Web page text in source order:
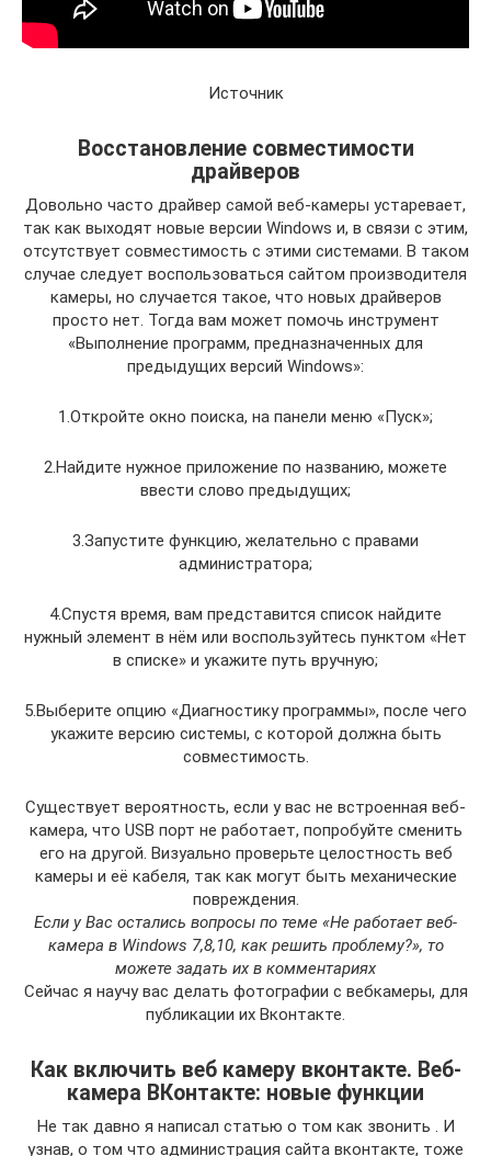
Источник
Восстановление совместимости
драйверов
Довольно часто драйвер самой веб-камеры устаревает,
так как выходят новые версии Windows и, в связи с этим,
отсутствует совместимость с этими системами. В таком
случае следует воспользоваться сайтом производителя
камеры, но случается такое, что новых драйверов
просто нет. Тогда вам может помочь инструмент
«Выполнение программ, предназначенных для
предыдущих версий Windows»:
1.Откройте окно поиска, на панели меню «Пуск»;
2.Найдите нужное приложение по названию, можете
ввести слово предыдущих;
3.Запустите функцию, желательно с правами
администратора;
4.Спустя время, вам представится список найдите
нужный элемент в нём или воспользуйтесь пунктом «Нет
в списке» и укажите путь вручную;
5.Выберите опцию «Диагностику программы», после чего
укажите версию системы, с которой должна быть
совместимость.
Существует вероятность, если у вас не встроенная веб-
камера, что USB порт не работает, попробуйте сменить
его на другой. Визуально проверьте целостность веб
камеры и её кабеля, так как могут быть механические
повреждения.
Если у Вас остались вопросы по теме «Не работает веб-
камера в Windows 7,8,10, как решить проблему?», то
можете задать их в комментариях
Сейчас я научу вас делать фотографии с вебкамеры, для
публикации их Вконтакте.
Как включить веб камеру вконтакте. Веб-
камера ВКонтакте: новые функции
Не так давно я написал статью о том как звонить . И
узнав, о том что администрация сайта вконтакте, тоже